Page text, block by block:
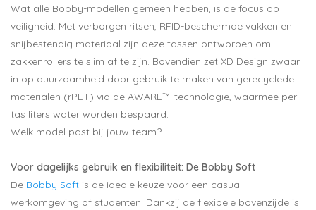
Wat alle Bobby-modellen gemeen hebben, is de focus op
veiligheid. Met verborgen ritsen, RFID-beschermde vakken en
snijbestendig materiaal zijn deze tassen ontworpen om
zakkenrollers te slim af te zijn. Bovendien zet XD Design zwaar
in op duurzaamheid door gebruik te maken van gerecyclede
materialen (rPET) via de AWARE™-technologie, waarmee per
tas liters water worden bespaard.
Welk model past bij jouw team?
Voor dagelijks gebruik en flexibiliteit: De Bobby Soft
De Bobby Soft is de ideale keuze voor een casual
werkomgeving of studenten. Dankzij de flexibele bovenzijde is